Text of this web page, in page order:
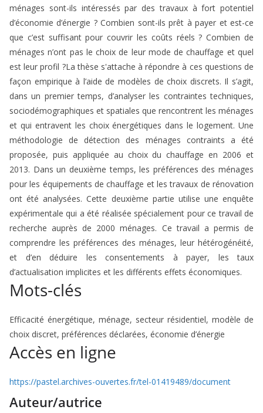
ménages sont-ils intéressés par des travaux à fort potentiel
d’économie d’énergie ? Combien sont-ils prêt à payer et est-ce
que c’est suffisant pour couvrir les coûts réels ? Combien de
ménages n’ont pas le choix de leur mode de chauffage et quel
est leur profil ?La thèse s'attache à répondre à ces questions de
façon empirique à l’aide de modèles de choix discrets. Il s’agit,
dans un premier temps, d’analyser les contraintes techniques,
sociodémographiques et spatiales que rencontrent les ménages
et qui entravent les choix énergétiques dans le logement. Une
méthodologie de détection des ménages contraints a été
proposée, puis appliquée au choix du chauffage en 2006 et
2013. Dans un deuxième temps, les préférences des ménages
pour les équipements de chauffage et les travaux de rénovation
ont été analysées. Cette deuxième partie utilise une enquête
expérimentale qui a été réalisée spécialement pour ce travail de
recherche auprès de 2000 ménages. Ce travail a permis de
comprendre les préférences des ménages, leur hétérogénéité,
et d’en déduire les consentements à payer, les taux
d’actualisation implicites et les différents effets économiques.
Mots-clés
Efficacité énergétique, ménage, secteur résidentiel, modèle de
choix discret, préférences déclarées, économie d’énergie
Accès en ligne
https://pastel.archives-ouvertes.fr/tel-01419489/document
Auteur/autrice